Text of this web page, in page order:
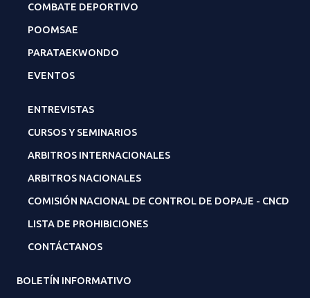
COMBATE DEPORTIVO
POOMSAE
PARATAEKWONDO
EVENTOS
ENTREVISTAS
CURSOS Y SEMINARIOS
ARBITROS INTERNACIONALES
ARBITROS NACIONALES
COMISIÓN NACIONAL DE CONTROL DE DOPAJE - CNCD
LISTA DE PROHIBICIONES
CONTÁCTANOS
BOLETÍN INFORMATIVO